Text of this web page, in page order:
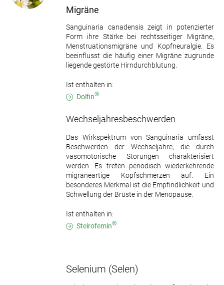
Migräne
Sanguinaria canadensis zeigt in potenzierter
Form ihre Stärke bei rechtsseitiger Migräne,
Menstruationsmigräne und Kopfneuralgie. Es
beeinflusst die häufig einer Migräne zugrunde
liegende gestörte Hirndurchblutung.
Ist enthalten in:
Dolfin®
Wechseljahresbeschwerden
Das Wirkspektrum von Sanguinaria umfasst
Beschwerden der Wechseljahre, die durch
vasomotorische Störungen charakterisiert
werden. Es treten periodisch wiederkehrende
migräneartige Kopfschmerzen auf. Ein
besonderes Merkmal ist die Empfindlichkeit und
Schwellung der Brüste in der Menopause.
Ist enthalten in:
Steirofemin®
Selenium (Selen)